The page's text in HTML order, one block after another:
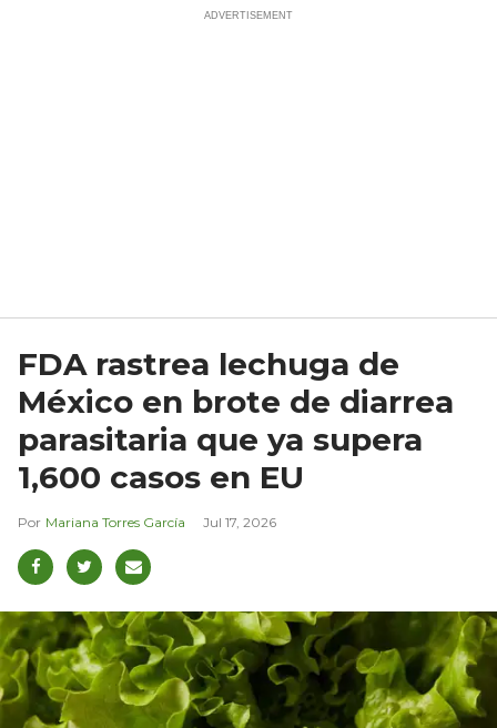
FDA rastrea lechuga de
México en brote de diarrea
parasitaria que ya supera
1,600 casos en EU
Mariana Torres García Jul 17, 2026